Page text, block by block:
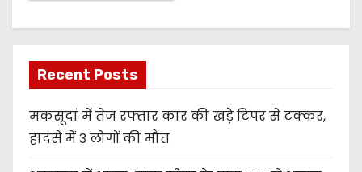
Recent Posts
मकसूदां में तेज रफ्तार कार की खड़े टिपर से टक्कर,
हादसे में 3 लोगों की मौत